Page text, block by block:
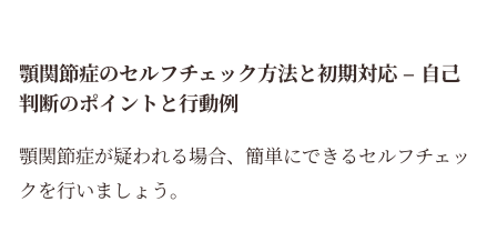
顎関節症のセルフチェック方法と初期対応 – 自己
判断のポイントと行動例
顎関節症が疑われる場合、簡単にできるセルフチェッ
クを行いましょう。